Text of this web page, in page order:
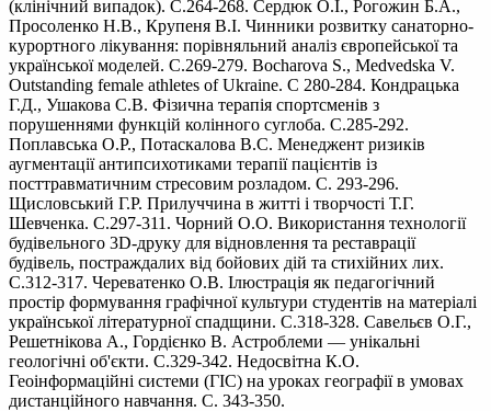
(клінічний випадок). С.264-268. Сердюк О.І., Рогожин Б.А.,
Просоленко Н.В., Крупеня В.І. Чинники розвитку санаторно-
курортного лікування: порівняльний аналіз європейської та
української моделей. С.269-279. Bocharova S., Medvedska V.
Outstanding female athletes of Ukraine. С 280-284. Кондрацька
Г.Д., Ушакова С.В. Фізична терапія спортсменів з
порушеннями функцій колінного суглоба. С.285-292.
Поплавська О.Р., Потаскалова В.С. Менеджент ризиків
аугментації антипсихотиками терапії пацієнтів із
посттравматичним стресовим розладом. С. 293-296.
Щисловський Г.Р. Прилуччина в житті і творчості Т.Г.
Шевченка. С.297-311. Чорний О.О. Використання технології
будівельного 3D-друку для відновлення та реставрації
будівель, постраждалих від бойових дій та стихійних лих.
С.312-317. Череватенко О.В. Ілюстрація як педагогічний
простір формування графічної культури студентів на матеріалі
української літературної спадщини. С.318-328. Савельєв О.Г.,
Решетнікова А., Гордієнко В. Астроблеми — унікальні
геологічні об'єкти. С.329-342. Недосвітна К.О.
Геоінформаційні системи (ГІС) на уроках географії в умовах
дистанційного навчання. С. 343-350.